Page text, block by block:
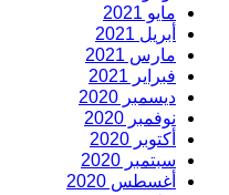
مايو 2021
أبريل 2021
مارس 2021
فبراير 2021
ديسمبر 2020
نوفمبر 2020
أكتوبر 2020
سبتمبر 2020
أغسطس 2020